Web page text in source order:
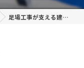
足場工事が支える建物の安全性